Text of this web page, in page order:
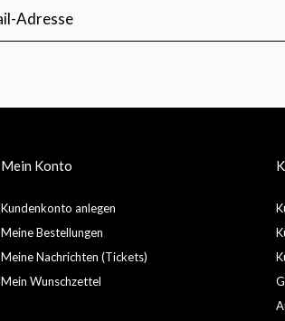
Mein Konto
Kundenkonto anlegen
Meine Bestellungen
Meine Nachrichten (Tickets)
Mein Wunschzettel